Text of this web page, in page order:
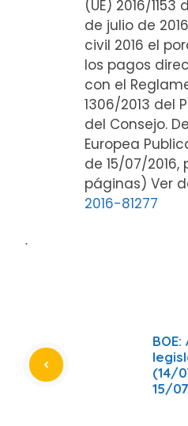
(UE) 2016/
de julio de
civil 2016 el
los pagos
con el
1306/2013 del
del Consejo.
Europea
de 15/07/2016,
páginas) Ver
2016-81277
ᐧ
(14/
15/